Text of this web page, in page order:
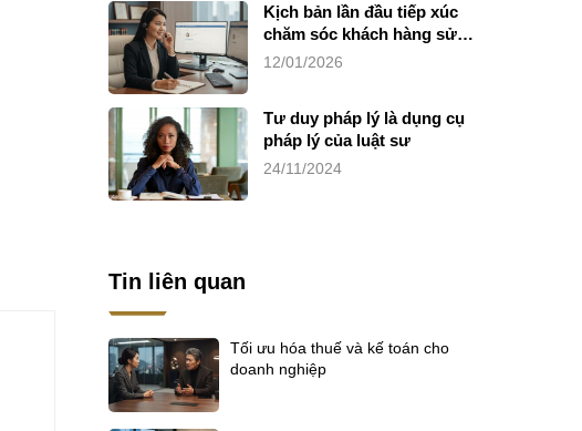
Kịch bản lần đầu tiếp xúc
chăm sóc khách hàng sử
dụng dịch vụ luật sư riêng
12/01/2026
Tư duy pháp lý là dụng cụ
pháp lý của luật sư
24/11/2024
Tin liên quan
Tối ưu hóa thuế và kế toán cho
doanh nghiệp